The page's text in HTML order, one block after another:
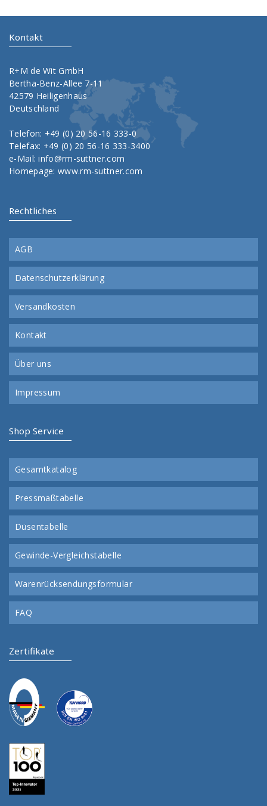
Kontakt
R+M de Wit GmbH
Bertha-Benz-Allee 7-11
42579 Heiligenhaus
Deutschland
Telefon: +49 (0) 20 56-16 333-0
Telefax: +49 (0) 20 56-16 333-3400
e-Mail:info@rm-suttner.com
Homepage:www.rm-suttner.com
Rechtliches
AGB
Datenschutzerklärung
Versandkosten
Kontakt
Über uns
Impressum
Shop Service
Gesamtkatalog
Pressmaßtabelle
Düsentabelle
Gewinde-Vergleichstabelle
Warenrücksendungsformular
FAQ
Zertifikate